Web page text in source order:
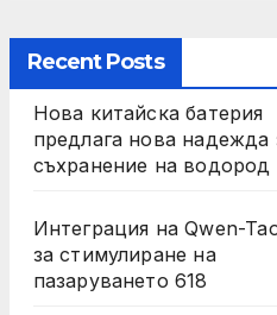
Recent Posts
Нова китайска батерия
предлага нова надежда
съхранение на водород
Интеграция на Qwen-
за стимулиране на
пазаруването 618